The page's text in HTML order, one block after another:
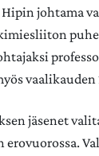
Hipin
vaalikauden
jäsenet
erovuorossa.